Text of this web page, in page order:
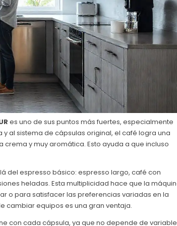
es uno de sus puntos más fuertes, especialmente
al sistema de cápsulas original, el café logra una
y muy aromática. Esto ayuda a que incluso
del espresso básico: espresso largo, café con
heladas. Esta multiplicidad hace que la
o para satisfacer las preferencias variadas en la
cambiar equipos es una gran ventaja.
con cada cápsula, ya que no depende de